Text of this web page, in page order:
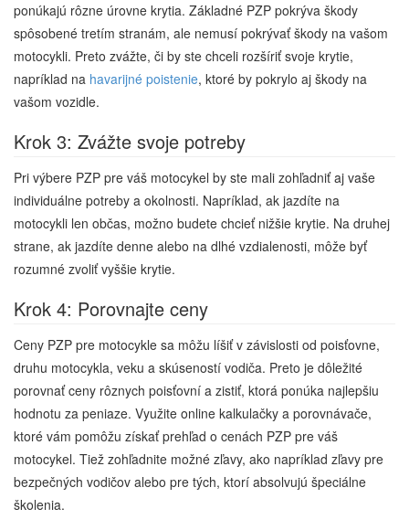
ponúkajú rôzne úrovne krytia. Základné PZP pokrýva škody
spôsobené tretím stranám, ale nemusí pokrývať škody na vašom
motocykli. Preto zvážte, či by ste chceli rozšíriť svoje krytie,
napríklad na havarijné poistenie, ktoré by pokrylo aj škody na
vašom vozidle.
Krok 3: Zvážte svoje potreby
Pri výbere PZP pre váš motocykel by ste mali zohľadniť aj vaše
individuálne potreby a okolnosti. Napríklad, ak jazdíte na
motocykli len občas, možno budete chcieť nižšie krytie. Na druhej
strane, ak jazdíte denne alebo na dlhé vzdialenosti, môže byť
rozumné zvoliť vyššie krytie.
Krok 4: Porovnajte ceny
Ceny PZP pre motocykle sa môžu líšiť v závislosti od poisťovne,
druhu motocykla, veku a skúseností vodiča. Preto je dôležité
porovnať ceny rôznych poisťovní a zistiť, ktorá ponúka najlepšiu
hodnotu za peniaze. Využite online kalkulačky a porovnávače,
ktoré vám pomôžu získať prehľad o cenách PZP pre váš
motocykel. Tiež zohľadnite možné zľavy, ako napríklad zľavy pre
bezpečných vodičov alebo pre tých, ktorí absolvujú špeciálne
školenia.